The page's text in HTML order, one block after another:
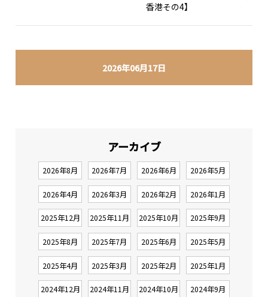
2026年06月17日
香港その4】
アーカイブ
2026年8月 2026年7月 2026年6月 2026年5月
2026年4月 2026年3月 2026年2月 2026年1月
2025年12月 2025年11月 2025年10月 2025年9月
2025年8月 2025年7月 2025年6月 2025年5月
2025年4月 2025年3月 2025年2月 2025年1月
2024年12月 2024年11月 2024年10月 2024年9月